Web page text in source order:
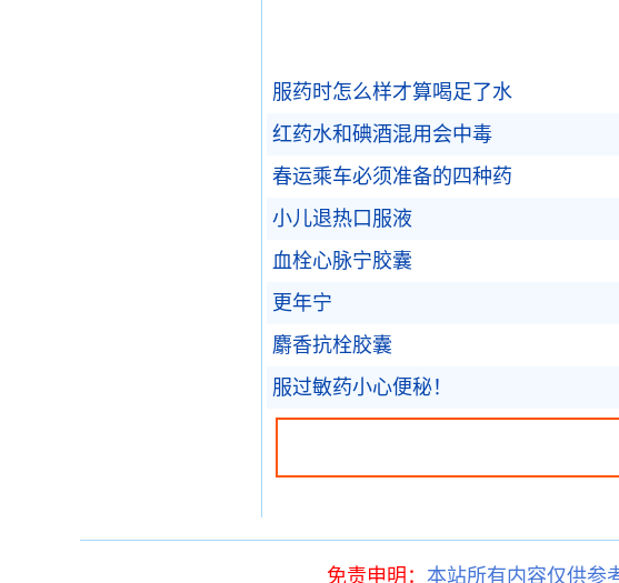
服药时怎么样才算喝足了水
红药水和碘酒混用会中毒
春运乘车必须准备的四种药
小儿退热口服液
血栓心脉宁胶囊
更年宁
麝香抗栓胶囊
服过敏药小心便秘！
免责申明： 本站所有内容仅供参